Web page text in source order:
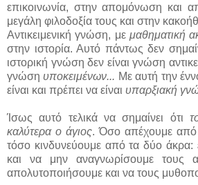
επικοινωνία, στην απομόνωση και
μεγάλη φιλοδοξία τους και στην
Αντικειμενική γνώση, με μαθηματική
στην ιστορία. Αυτό πάντως δεν
ιστορική γνώση δεν είναι γνώση
γνώση υποκειμένων... Με αυτή την
είναι και πρέπει να είναι υπαρξιακή
Ίσως αυτό τελικά να σημαίνει ότι
καλύτερα ο άγιος. Όσο απέχουμε από
τόσο κινδυνεύουμε από τα δύο άκρα:
και να μην αναγνωρίσουμε τους
απολυτοποιήσουμε και να τους